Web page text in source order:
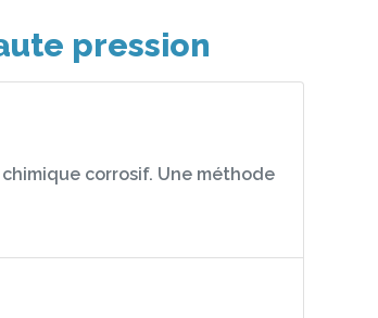
pression
corrosif. Une méthode